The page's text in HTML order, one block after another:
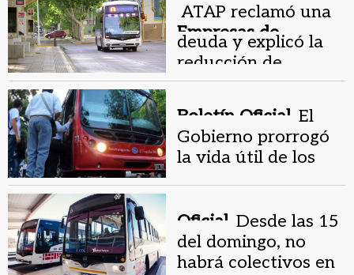
Empresas de
colectivos.
ATAP reclamó una
deuda y explicó la
reducción de
colectivos en San
Juan
Boletín Oficial. El
Gobierno prorrogó
la vida útil de los
Oficial. Desde las 15
del domingo, no
habrá colectivos en